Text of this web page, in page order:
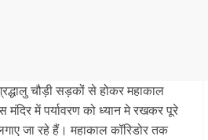
चौड़ी सड़कों से होकर महाकाल
में पर्यावरण को ध्यान मे रखकर पूरे
जा रहे हैं। महाकाल कॉरिडोर तक